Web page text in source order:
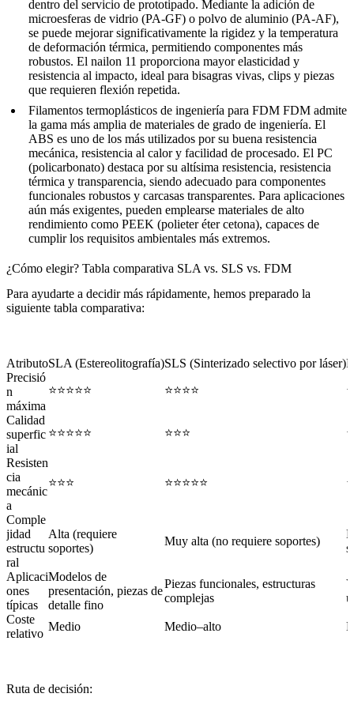
dentro del servicio de prototipado. Mediante la adición de
microesferas de vidrio (PA-GF) o polvo de aluminio (PA-AF),
se puede mejorar significativamente la rigidez y la temperatura
de deformación térmica, permitiendo componentes más
robustos. El nailon 11 proporciona mayor elasticidad y
resistencia al impacto, ideal para bisagras vivas, clips y piezas
que requieren flexión repetida.
Filamentos termoplásticos de ingeniería para FDM FDM admite
la gama más amplia de materiales de grado de ingeniería. El
ABS es uno de los más utilizados por su buena resistencia
mecánica, resistencia al calor y facilidad de procesado. El PC
(policarbonato) destaca por su altísima resistencia, resistencia
térmica y transparencia, siendo adecuado para componentes
funcionales robustos y carcasas transparentes. Para aplicaciones
aún más exigentes, pueden emplearse materiales de alto
rendimiento como PEEK (polieter éter cetona), capaces de
cumplir los requisitos ambientales más extremos.
¿Cómo elegir? Tabla comparativa SLA vs. SLS vs. FDM
Para ayudarte a decidir más rápidamente, hemos preparado la
siguiente tabla comparativa:
AtributoSLA (Estereolitografía)SLS (Sinterizado selectivo por láser)
Precisió
n
máxima
⭐⭐⭐⭐⭐ ⭐⭐⭐⭐
Calidad
superfic
ial
⭐⭐⭐⭐⭐ ⭐⭐⭐
Resisten
cia
mecánic
a
⭐⭐⭐ ⭐⭐⭐⭐⭐
Comple
jidad
estructu
ral
Alta (requiere
soportes)
Muy alta (no requiere soportes)
Aplicaci
ones
típicas
Modelos de
presentación, piezas de
detalle fino
Piezas funcionales, estructuras
complejas
Coste
relativo
Medio Medio–alto
Ruta de decisión: